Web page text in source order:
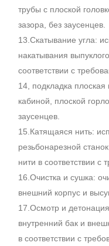
трубы с плоской
зазора, без заусенцев.
13.Скатывание угла:
накатывания
соответствии с
14, подкладка
кабиной, плоской
заусенцев.
15.Катящаяся нить:
резьбонарезной
нити в соответствии с
16.Очистка и сушка:
внешний корпус и
17.Осмотр и
внутренний бак и
в соответствии с